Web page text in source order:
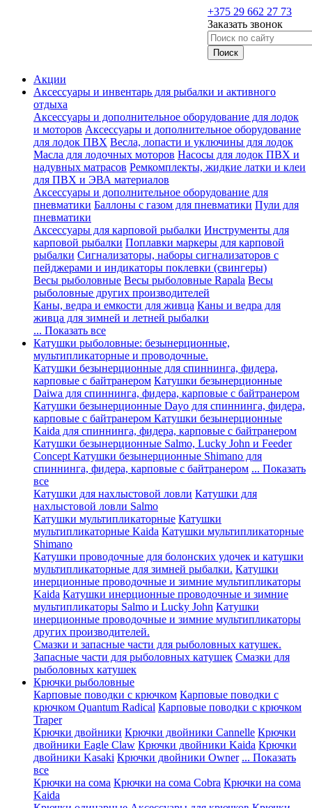
+375 29 662 27 73
Заказать звонок
Акции
Аксессуары и инвентарь для рыбалки и активного
отдыха
Аксессуары и дополнительное оборудование для лодок
и моторов Аксессуары и дополнительное оборудование
для лодок ПВХ Весла, лопасти и уключины для лодок
Масла для лодочных моторов Насосы для лодок ПВХ и
надувных матрасов Ремкомплекты, жидкие латки и клеи
для ПВХ и ЭВА материалов
Аксессуары и дополнительное оборудование для
пневматики Баллоны с газом для пневматики Пули для
пневматики
Аксессуары для карповой рыбалки Инструменты для
карповой рыбалки Поплавки маркеры для карповой
рыбалки Сигнализаторы, наборы сигнализаторов с
пейджерами и индикаторы поклевки (свингеры)
Весы рыболовные Весы рыболовные Rapala Весы
рыболовные других производителей
Каны, ведра и емкости для живца Каны и ведра для
живца для зимней и летней рыбалки
... Показать все
Катушки рыболовные: безынерционные,
мультипликаторные и проводочные.
Катушки безынерционные для спиннинга, фидера,
карповые с байтранером Катушки безынерционные
Daiwa для спиннинга, фидера, карповые с байтранером
Катушки безынерционные Dayo для спиннинга, фидера,
карповые с байтранером Катушки безынерционные
Kaida для спиннинга, фидера, карповые с байтранером
Катушки безынерционные Salmo, Lucky John и Feeder
Concept Катушки безынерционные Shimano для
спиннинга, фидера, карповые с байтранером ... Показать
все
Катушки для нахлыстовой ловли Катушки для
нахлыстовой ловли Salmo
Катушки мультипликаторные Катушки
мультипликаторные Kaida Катушки мультипликаторные
Shimano
Катушки проводочные для болонских удочек и катушки
мультипликаторные для зимней рыбалки. Катушки
инерционные проводочные и зимние мультипликаторы
Kaida Катушки инерционные проводочные и зимние
мультипликаторы Salmo и Lucky John Катушки
инерционные проводочные и зимние мультипликаторы
других производителей.
Смазки и запасные части для рыболовных катушек.
Запасные части для рыболовных катушек Смазки для
рыболовных катушек
Крючки рыболовные
Карповые поводки с крючком Карповые поводки с
крючком Quantum Radical Карповые поводки с крючком
Traper
Крючки двойники Крючки двойники Cannelle Крючки
двойники Eagle Claw Крючки двойники Kaida Крючки
двойники Kasaki Крючки двойники Owner ... Показать
все
Крючки на сома Крючки на сома Cobra Крючки на сома
Kaida